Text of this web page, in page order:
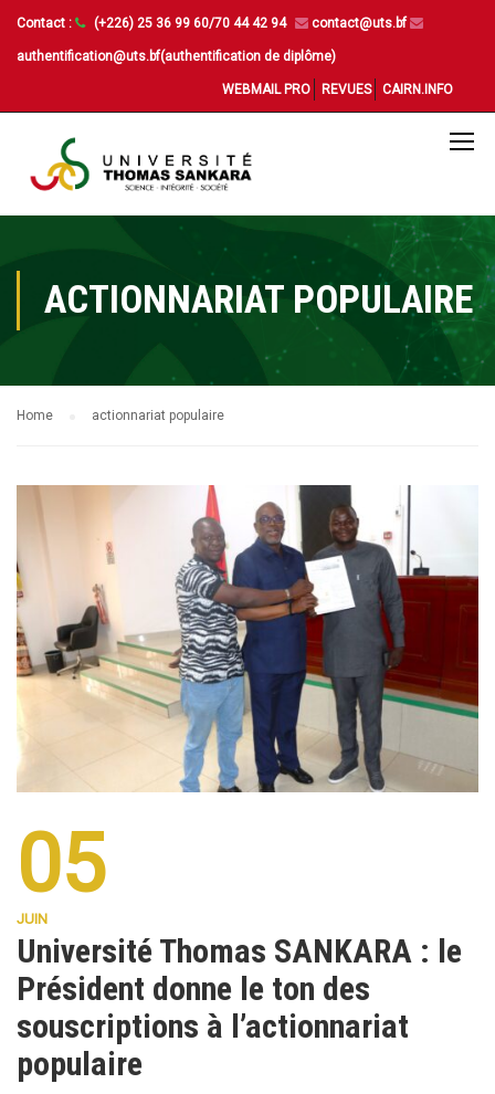
Contact : (+226) 25 36 99 60/70 44 42 94 contact@uts.bf
authentification@uts.bf(authentification de diplôme)
WEBMAIL PRO REVUES CAIRN.INFO
ACTIONNARIAT POPULAIRE
Home actionnariat populaire
05
JUIN
Université Thomas SANKARA : le
Président donne le ton des
souscriptions à l’actionnariat
populaire